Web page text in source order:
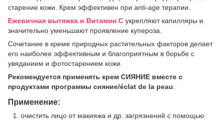
старение кожи. Крем эффективен при anti-age терапии.
Ежевичная вытяжка и Витамин С укрепляют капилляры и
значительно уменьшают проявление купероза.
Сочетание в креме природных растительных факторов делает
его наиболее эффективным и благоприятным в борьбе с
увяданием и фотостарением кожи.
Рекомендуется применять крем СИЯНИЕ вместе с
продуктами программы сияние/éclat de la peau
Применение:
очистить лицо от макияжа и др. загрязнений с помощью